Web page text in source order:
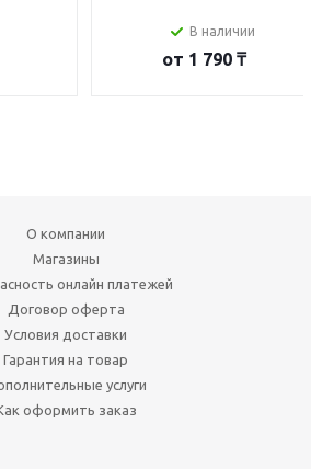
В наличии
от 1 790 ₸
О компании
Магазины
онлайн платежей
Договор оферта
Условия доставки
Гарантия на товар
услуги
оформить заказ